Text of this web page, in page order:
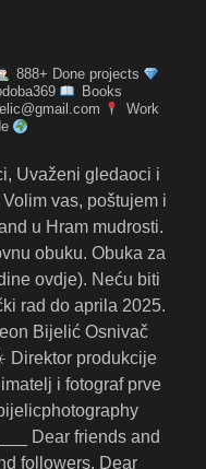
888+ Done projects
Books
Work